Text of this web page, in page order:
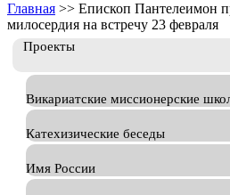
Главная >> Епископ Пантелеимон
милосердия на встречу 23 февраля
Проекты
Викариатские миссионерские
Катехизические беседы
Имя России